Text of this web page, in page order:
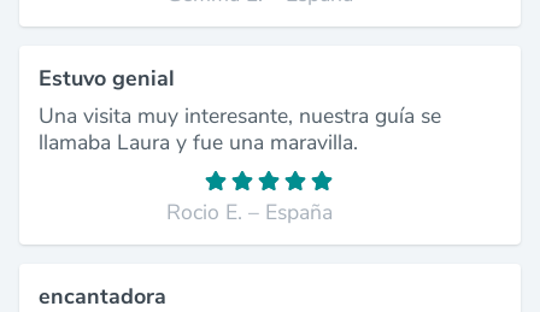
Estuvo genial
Una visita muy interesante, nuestra guía se
llamaba Laura y fue una maravilla.
Rocio E. – España
encantadora